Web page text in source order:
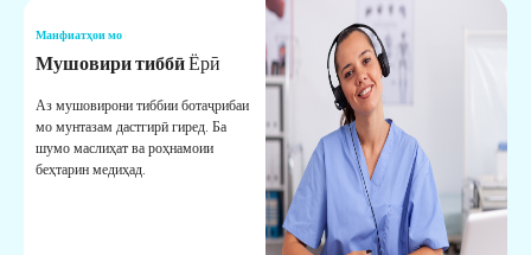
Манфиатҳои мо
Мушовири тиббӣЁрӣ
Аз мушовирони тиббии ботаҷрибаи
мо мунтазам дастгирӣ гиред. Ба
шумо маслиҳат ва роҳнамоии
беҳтарин медиҳад.